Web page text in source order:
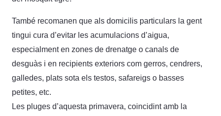
També recomanen que als domicilis particulars la gent
tingui cura d’evitar les acumulacions d’aigua,
especialment en zones de drenatge o canals de
desguàs i en recipients exteriors com gerros, cendrers,
galledes, plats sota els testos, safareigs o basses
petites, etc.
Les pluges d’aquesta primavera, coincidint amb la